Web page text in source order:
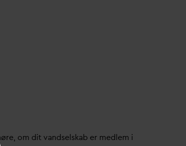
om dit vandselskab er medlem i